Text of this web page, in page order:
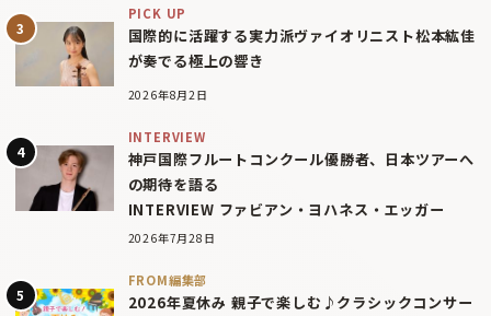
PICK UP
国際的に活躍する実力派ヴァイオリニスト松本紘佳
が奏でる極上の響き
2026年8月2日
INTERVIEW
神戸国際フルートコンクール優勝者、日本ツアーへ
の期待を語る
INTERVIEW ファビアン・ヨハネス・エッガー
2026年7月28日
FROM編集部
2026年夏休み 親子で楽しむ♪クラシックコンサー